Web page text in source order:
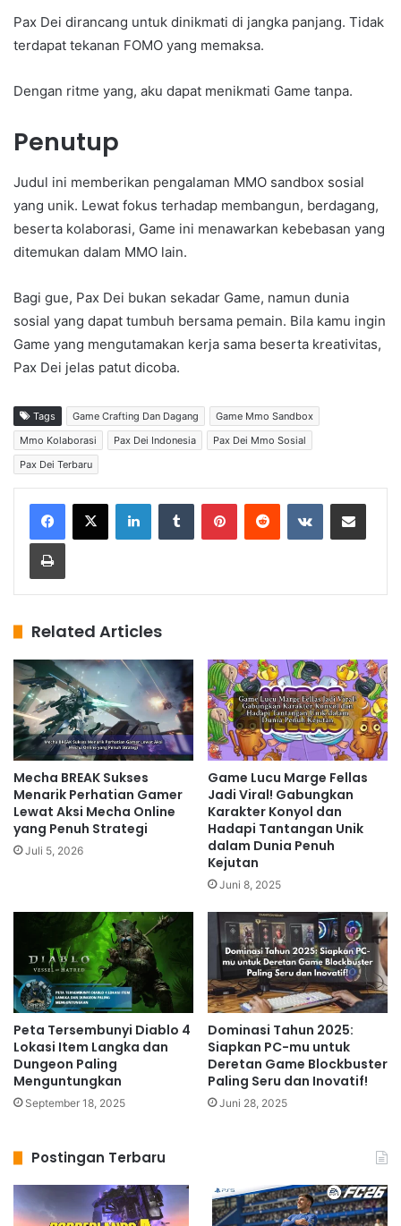
Pax Dei dirancang untuk dinikmati di jangka panjang. Tidak
terdapat tekanan FOMO yang memaksa.
Dengan ritme yang, aku dapat menikmati Game tanpa.
Penutup
Judul ini memberikan pengalaman MMO sandbox sosial
yang unik. Lewat fokus terhadap membangun, berdagang,
beserta kolaborasi, Game ini menawarkan kebebasan yang
ditemukan dalam MMO lain.
Bagi gue, Pax Dei bukan sekadar Game, namun dunia
sosial yang dapat tumbuh bersama pemain. Bila kamu ingin
Game yang mengutamakan kerja sama beserta kreativitas,
Pax Dei jelas patut dicoba.
Tags Game Crafting Dan Dagang
Game Mmo Sandbox
Mmo Kolaborasi
Pax Dei Indonesia
Pax Dei Mmo Sosial
Pax Dei Terbaru
Related Articles
Mecha BREAK Sukses
Menarik Perhatian Gamer
Lewat Aksi Mecha Online
yang Penuh Strategi
Juli 5, 2026
Game Lucu Marge Fellas
Jadi Viral! Gabungkan
Karakter Konyol dan
Hadapi Tantangan Unik
dalam Dunia Penuh
Kejutan
Juni 8, 2025
Peta Tersembunyi Diablo 4
Lokasi Item Langka dan
Dungeon Paling
Menguntungkan
September 18, 2025
Dominasi Tahun 2025:
Siapkan PC-mu untuk
Deretan Game Blockbuster
Paling Seru dan Inovatif!
Juni 28, 2025
Postingan Terbaru